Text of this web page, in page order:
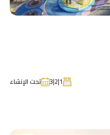
1|2|3
تحت الإنشاء